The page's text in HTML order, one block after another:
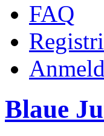
FAQ
Blaue